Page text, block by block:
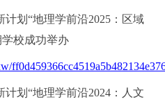
划“地理学前沿2025：区域
校成功举办
划“地理学前沿2024：人文